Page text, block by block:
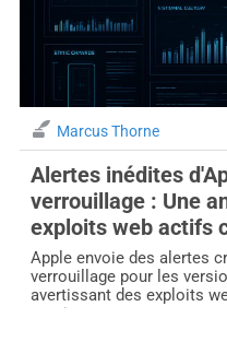
Marcus Thorne
Alertes inédites
verrouillage : Une
exploits web actifs
obsolètes
Apple envoie des alertes
verrouillage pour les
avertissant des exploits
requise.